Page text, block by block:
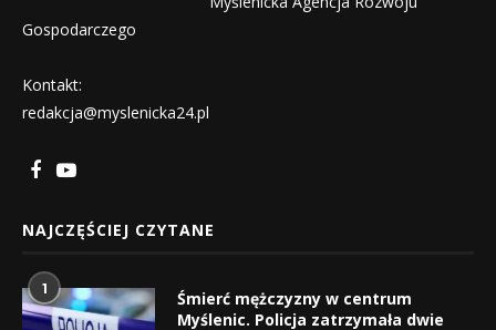
Gospodarczego
Kontakt:
redakcja@myslenicka24.pl
NAJCZĘŚCIEJ CZYTANE
1
Śmierć mężczyzny w centrum
Myślenic. Policja zatrzymała dwie